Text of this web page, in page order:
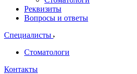
Реквизиты
Вопросы и ответы
Специалисты
Стоматологи
Контакты